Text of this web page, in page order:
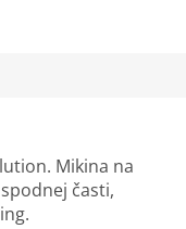
Mikina na
časti,